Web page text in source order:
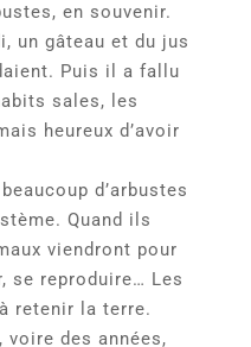
en souvenir.
un gâteau et du jus
Puis il a fallu
sales, les
heureux d’avoir
d’arbustes
Quand ils
viendront pour
se reproduire… Les
retenir la terre.
voire des années,